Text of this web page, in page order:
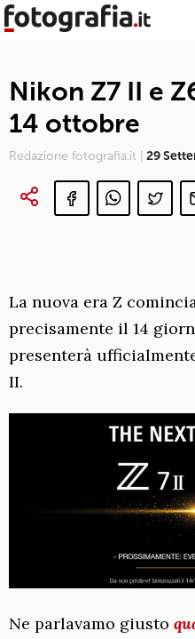
Nikon Z7 II e
14 ottobre
Redazione fotografia.it | 29
La nuova era Z
precisamente il 14
presenterà
II.
Ne parlavamo giusto